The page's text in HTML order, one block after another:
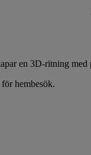
en 3D-ritning
hembesök.